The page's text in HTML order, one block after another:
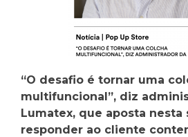
“O desafio é tornar uma
multifuncional”, diz
Lumatex, que aposta nesta
responder ao cliente